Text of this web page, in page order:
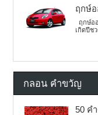
ฤกษ์อ
ฤกษ์อ
เกิดปีช
กลอน คำขวัญ
50 ค